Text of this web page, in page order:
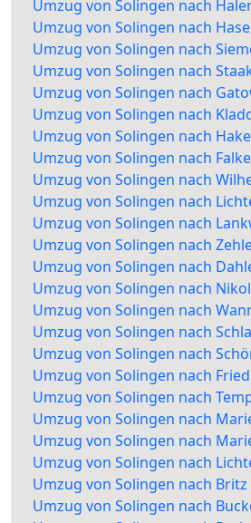
Umzug von Solingen nach
Umzug von Solingen nach
Umzug von Solingen nach
Umzug von Solingen nach
Umzug von Solingen nach
Umzug von Solingen nach
Umzug von Solingen nach
Umzug von Solingen nach
Umzug von Solingen nach
Umzug von Solingen nach
Umzug von Solingen nach
Umzug von Solingen nach
Umzug von Solingen nach
Umzug von Solingen nach
Umzug von Solingen nach
Umzug von Solingen nach
Umzug von Solingen nach
Umzug von Solingen nach
Umzug von Solingen nach
Umzug von Solingen nach
Umzug von Solingen nach
Umzug von Solingen nach
Umzug von Solingen nach Britz
Umzug von Solingen nach